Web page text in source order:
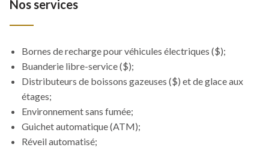
Nos services
Bornes de recharge pour véhicules électriques ($);
Buanderie libre-service ($);
Distributeurs de boissons gazeuses ($) et de glace aux
étages;
Environnement sans fumée;
Guichet automatique (ATM);
Réveil automatisé;